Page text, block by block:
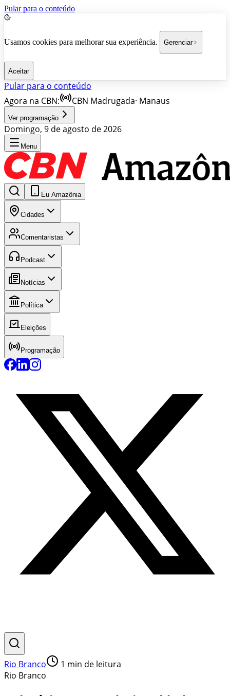
Pular para o conteúdo
Usamos cookies para melhorar sua experiência. Gerenciar
Aceitar
Pular para o conteúdo
Agora na CBN:
CBN Madrugada· Manaus
Ver programação
Domingo, 9 de agosto de 2026
Menu
Eu Amazônia
Cidades
Comentaristas
Podcast
Notícias
Política
Eleições
Programação
Rio Branco 1 min de leitura
Rio Branco